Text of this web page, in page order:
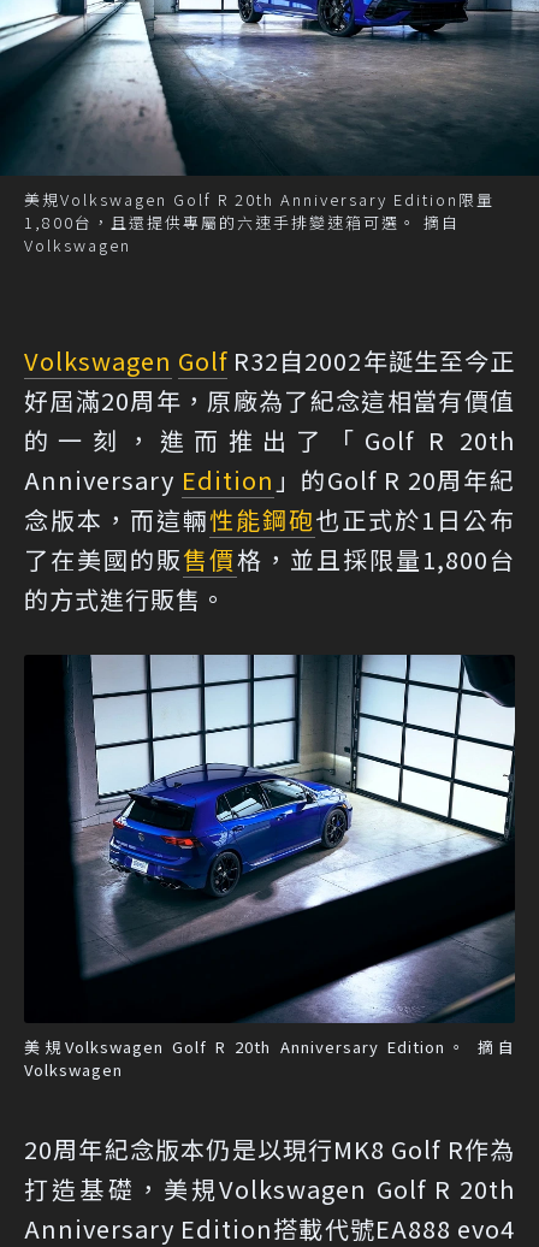
美規Volkswagen Golf R 20th Anniversary Edition限量
1,800台，且還提供專屬的六速手排變速箱可選。 摘自
Volkswagen
Volkswagen Golf R32自2002年誕生至今正
好屆滿20周年，原廠為了紀念這相當有價值
的一刻，進而推出了「Golf R 20th
Anniversary Edition 」的Golf R 20周年紀
念版本，而這輛性能鋼砲也正式於1日公布
了在美國的販售價格，並且採限量1,800台
的方式進行販售。
美規Volkswagen Golf R 20th Anniversary Edition。 摘自
Volkswagen
20周年紀念版本仍是以現行MK8 Golf R作為
打造基礎，美規Volkswagen Golf R 20th
Anniversary Edition搭載代號EA888 evo4